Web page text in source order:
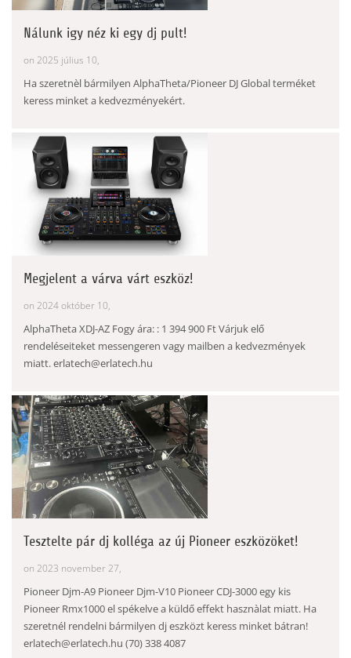
Nálunk igy néz ki egy dj pult!
on 2025 július 10,
Ha szeretnèl bármilyen AlphaTheta/Pioneer DJ Global terméket
keress minket a kedvezményekért.
Megjelent a várva várt eszköz!
on 2024 október 10,
AlphaTheta XDJ-AZ Fogy ára: : 1 394 900 Ft Várjuk elő
rendeléseiteket messengeren vagy mailben a kedvezmények
miatt. erlatech@erlatech.hu
Tesztelte pár dj kolléga az új Pioneer eszközöket!
on 2023 november 27,
Pioneer Djm-A9 Pioneer Djm-V10 Pioneer CDJ-3000 egy kis
Pioneer Rmx1000 el spékelve a küldő effekt hasznàlat miatt. Ha
szeretnél rendelni bármilyen dj eszközt keress minket bátran!
erlatech@erlatech.hu (70) 338 4087